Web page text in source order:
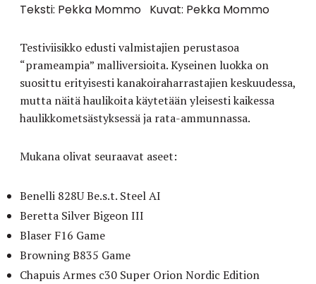
Teksti: Pekka Mommo Kuvat: Pekka Mommo
Testiviisikko edusti valmistajien perustasoa
“prameampia” malliversioita. Kyseinen luokka on
suosittu erityisesti kanakoiraharrastajien keskuudessa,
mutta näitä haulikoita käytetään yleisesti kaikessa
haulikkometsästyksessä ja rata-ammunnassa.
Mukana olivat seuraavat aseet:
Benelli 828U Be.s.t. Steel AI
Beretta Silver Bigeon III
Blaser F16 Game
Browning B835 Game
Chapuis Armes c30 Super Orion Nordic Edition